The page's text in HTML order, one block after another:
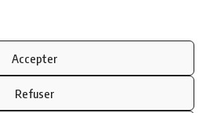
Accepter
Refuser